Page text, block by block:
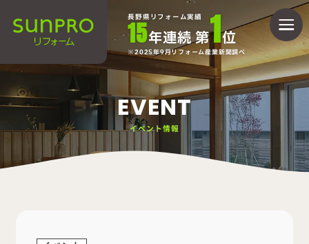
長野県リフォーム実績
15年連続 第1位
2025年9月リフォーム産業新聞調べ
EVENT
イベント情報